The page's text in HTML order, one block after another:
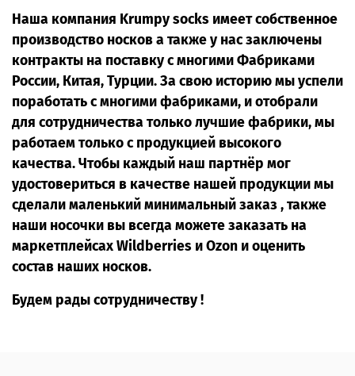
Наша компания Krumpy socks имеет собственное
производство носков а также у нас заключены
контракты на поставку с многими Фабриками
России, Китая, Турции. За свою историю мы успели
поработать с многими фабриками, и отобрали
для сотрудничества только лучшие фабрики, мы
работаем только с продукцией высокого
качества. Чтобы каждый наш партнёр мог
удостовериться в качестве нашей продукции мы
сделали маленький минимальный заказ , также
наши носочки вы всегда можете заказать на
маркетплейсах Wildberries и Ozon и оценить
состав наших носков.
Будем рады сотрудничеству !